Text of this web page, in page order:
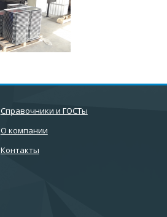
Справочники и ГОСТы
О компании
Контакты